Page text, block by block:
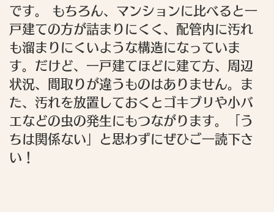
です。 もちろん、マンションに比べると一
戸建ての方が詰まりにくく、配管内に汚れ
も溜まりにくいような構造になっていま
す。だけど、一戸建てほどに建て方、周辺
状況、間取りが違うものはありません。ま
た、汚れを放置しておくとゴキブリや小バ
エなどの虫の発生にもつながります。「う
ちは関係ない」と思わずにぜひご一読下さ
い！